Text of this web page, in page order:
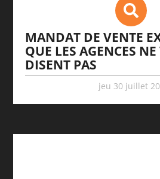
MANDAT DE VENTE
QUE LES AGENCES
DISENT PAS
jeu 30 juillet